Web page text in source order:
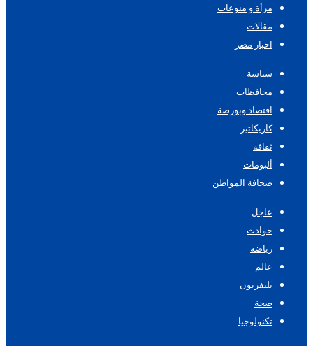
مرأة و منوعات
مقالات
اخبار مصر
سياسة
محافظات
اقتصاد وبورصة
كاريكاتير
ثقافة
ألبومات
صحافة المواطن
عاجل
حوادث
رياضة
عالم
تليفزيون
صحة
تكنولوجيا